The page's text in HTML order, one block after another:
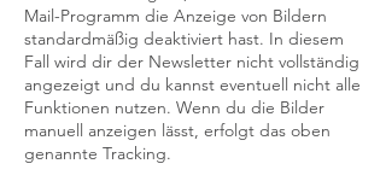
Mail-Programm die Anzeige von Bildern
standardmäßig deaktiviert hast. In diesem
Fall wird dir der Newsletter nicht vollständig
angezeigt und du kannst eventuell nicht alle
Funktionen nutzen. Wenn du die Bilder
manuell anzeigen lässt, erfolgt das oben
genannte Tracking.